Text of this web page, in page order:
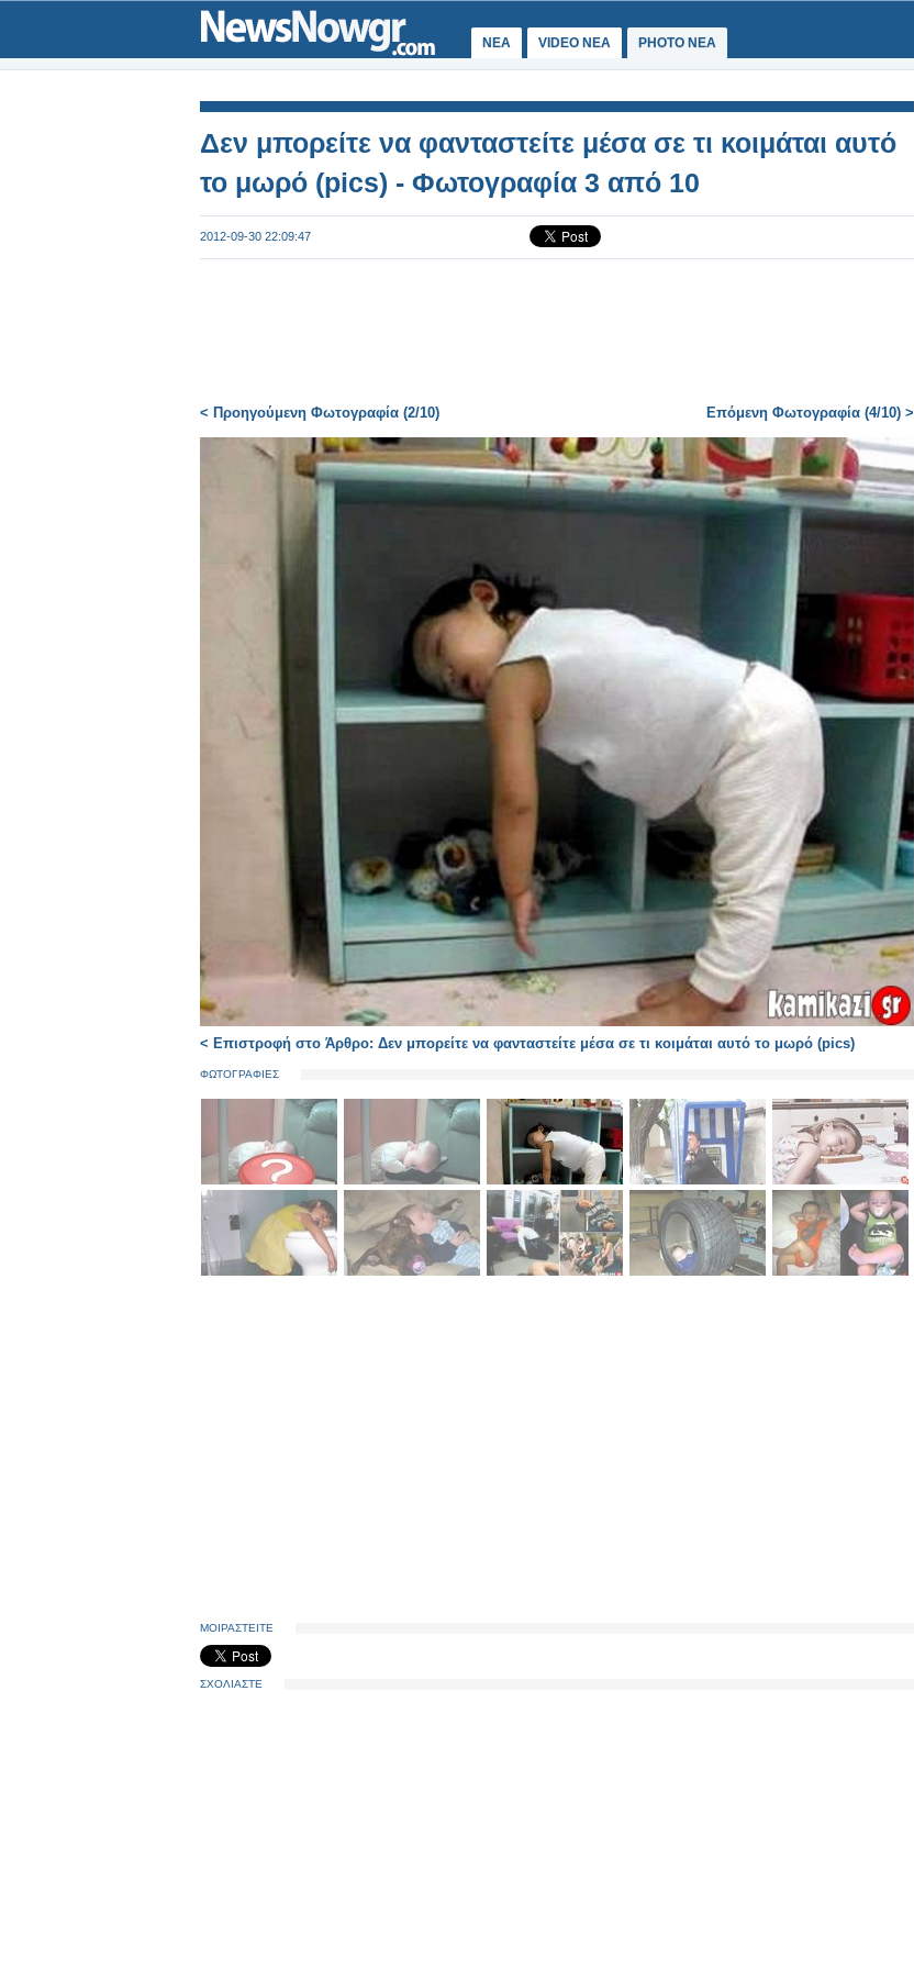
ΝΕΑ VIDEO NEA PHOTO NEA
Δεν μπορείτε να φανταστείτε μέσα σε τι κοιμάται αυτό
το μωρό (pics) - Φωτογραφία 3 από 10
2012-09-30 22:09:47
< Προηγούμενη Φωτογραφία (2/10) Επόμενη Φωτογραφία (4/10) >
< Επιστροφή στο Άρθρο: Δεν μπορείτε να φανταστείτε μέσα σε τι κοιμάται αυτό το μωρό (pics)
ΦΩΤΟΓΡΑΦΙΕΣ
ΜΟΙΡΑΣΤΕΙΤΕ
ΣΧΟΛΙΑΣΤΕ